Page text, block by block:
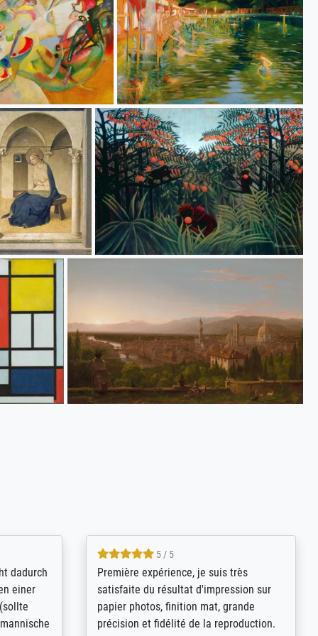
sich
4.8 / 5
Qualité absolument irréprochable.
Extraordinaire diversité des thèmes
abordés et personnalisation des
demandes (recadrage, réajustement des